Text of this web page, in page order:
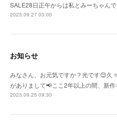
SALE28日正午からは私とみーちゃん
2023.09.27 03:00
お知らせ
みなさん、お元気ですか？光です😊久
がありまして📢ここ2年以上の間、新
2023.09.25 09:30